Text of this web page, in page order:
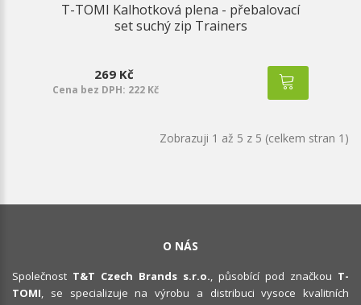
T-TOMI Kalhotková plena - přebalovací
set suchý zip Trainers
269 Kč
Cena bez DPH: 222 Kč
Zobrazuji 1 až 5 z 5 (celkem stran 1)
O NÁS
Společnost T&T Czech Brands s.r.o., působící pod značkou T-
TOMI, se specializuje na výrobu a distribuci vysoce kvalitních